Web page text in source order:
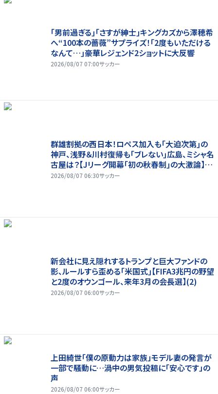
｢男前過ぎる｣｢さすが紳士｣キングカズから澤穂希
へ“100本の薔薇”サプライズ！｢2度もいただける
なんて…｣豪華レジェンド2ショットに大反響
2026/08/07 07:00サッカー
群雄割拠の西日本！ロペス加入も｢大迫次第｣の
神戸、浅野＆川村復帰も｢ブレない｣広島、ミシャ名
古屋は？【Jリーグ開幕｢初の秋春制｣の大激論】
(2)
2026/08/07 06:30サッカー
新会社に見え隠れするトランプと巨大ファンドの
影、ルールすら歪める｢米国式｣【FIFA3兆円の野望
と2度のオウンゴール、来年3月の会長選】(2)
2026/08/07 06:00サッカー
上田綺世「僕の原動力は家族」モデル妻の発言が
一部で騒動に…渦中の男気投稿に「安心です」の
声
2026/08/07 06:00サッカー